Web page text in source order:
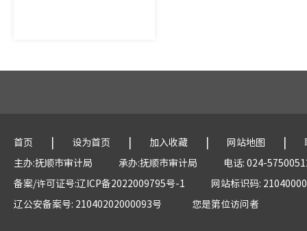
首页 | 设为首页 | 加入收藏 | 网站地图 |
主办:抚顺市审计局
承办:抚顺市审计局
电话: 024-
备案/许可证号:辽ICP备2022009795号-1
网站标识码:
辽公安备案号: 21040202000093号
您是第位访问者